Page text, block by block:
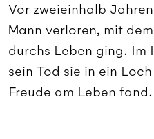
Vor zweieinhalb
Mann verloren, mit
durchs Leben ging. Im
sein Tod sie in ein
Freude am Leben fand.